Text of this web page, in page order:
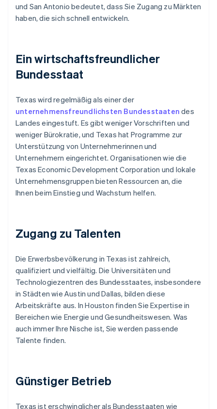
und San Antonio bedeutet, dass Sie Zugang zu Märkten
haben, die sich schnell entwickeln.
Ein wirtschaftsfreundlicher
Bundesstaat
Texas wird regelmäßig als einer der
unternehmensfreundlichsten Bundesstaaten des
Landes eingestuft. Es gibt weniger Vorschriften und
weniger Bürokratie, und Texas hat Programme zur
Unterstützung von Unternehmerinnen und
Unternehmern eingerichtet. Organisationen wie die
Texas Economic Development Corporation und lokale
Unternehmensgruppen bieten Ressourcen an, die
Ihnen beim Einstieg und Wachstum helfen.
Zugang zu Talenten
Die Erwerbsbevölkerung in Texas ist zahlreich,
qualifiziert und vielfältig. Die Universitäten und
Technologiezentren des Bundesstaates, insbesondere
in Städten wie Austin und Dallas, bilden diese
Arbeitskräfte aus. In Houston finden Sie Expertise in
Bereichen wie Energie und Gesundheitswesen. Was
auch immer Ihre Nische ist, Sie werden passende
Talente finden.
Günstiger Betrieb
Texas ist erschwinglicher als Bundesstaaten wie